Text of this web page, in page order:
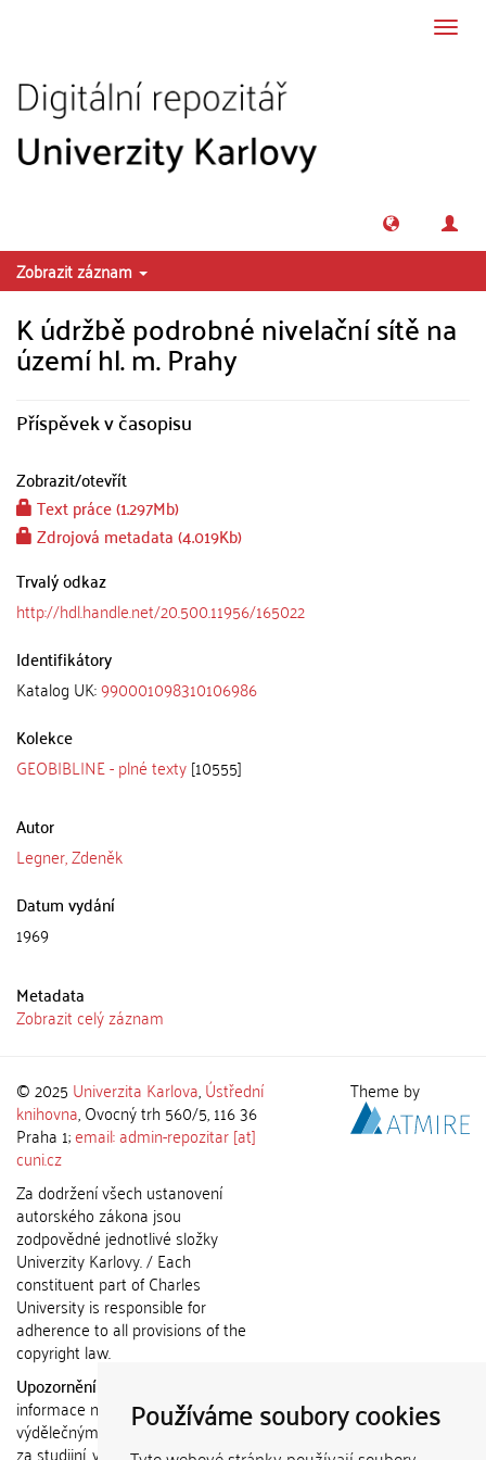
Používáme soubory cookies
Zobrazit záznam
K údržbě podrobné nivelační sítě na
území hl. m. Prahy
Příspěvek v časopisu
Zobrazit/otevřít
Text práce (1.297Mb)
Zdrojová metadata (4.019Kb)
Trvalý odkaz
http://hdl.handle.net/20.500.11956/165022
Identifikátory
Katalog UK:990001098310106986
Kolekce
GEOBIBLINE - plné texty[10555]
Autor
Legner, Zdeněk
Datum vydání
1969
Metadata
Zobrazit celý záznam
© 2025 Univerzita Karlova,Ústřední
knihovna, Ovocný trh 560/5, 116 36
Praha 1;email: admin-repozitar [at]
cuni.cz
Za dodržení všech ustanovení
autorského zákona jsou
zodpovědné jednotlivé složky
Univerzity Karlovy. / Each
constituent part of Charles
University is responsible for
adherence to all provisions of the
copyright law.
Upozornění / Notice:
informace nemohou být použity k
výdělečným účelům nebo vydávány
za studijní, vědeckou nebo jinou
Theme by